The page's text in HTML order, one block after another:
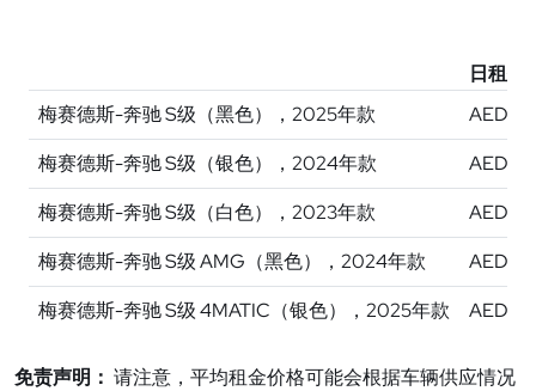
日租价
梅赛德斯-奔驰 S级（黑色），2025年款
AED
梅赛德斯-奔驰 S级（银色），2024年款
AED
梅赛德斯-奔驰 S级（白色），2023年款
AED
梅赛德斯-奔驰 S级 AMG（黑色），2024年款
AED
梅赛德斯-奔驰 S级 4MATIC（银色），2025年款
AED
免责声明： 请注意，平均租金价格可能会根据车辆供应情况